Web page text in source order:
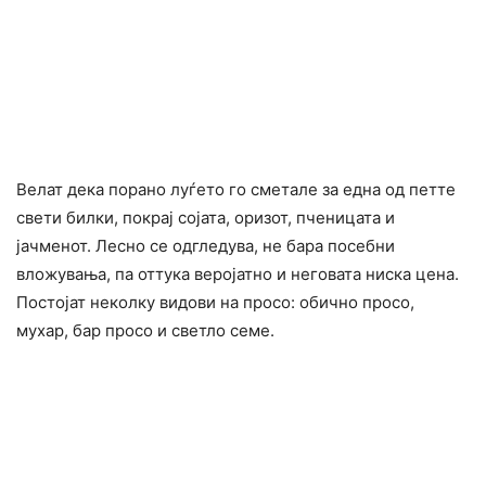
Велат дека порано луѓето го сметале за една од петте
свети билки, покрај сојата, оризот, пченицата и
јачменот. Лесно се одгледува, не бара посебни
вложувања, па оттука веројатно и неговата ниска цена.
Постојат неколку видови на просо: обично просо,
мyхар, бар просо и светло семе.